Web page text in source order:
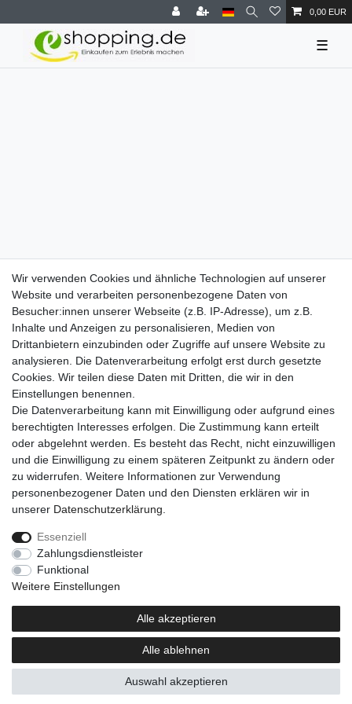
0,00 EUR
☰
Einkaufen
Zahlungsarten
Versandarten & -kosten
Warenkorb
Mein Konto
Anmelden
Registrieren
Unternehmen
Kontakt
Impressum
Newsletter
Wir verwenden Cookies und ähnliche Technologien auf unserer
Website und verarbeiten personenbezogene Daten von
Besucher:innen unserer Webseite (z.B. IP-Adresse), um z.B.
Inhalte und Anzeigen zu personalisieren, Medien von
Drittanbietern einzubinden oder Zugriffe auf unsere Website zu
analysieren. Die Datenverarbeitung erfolgt erst durch gesetzte
Cookies. Wir teilen diese Daten mit Dritten, die wir in den
Einstellungen benennen.
Die Datenverarbeitung kann mit Einwilligung oder aufgrund eines
berechtigten Interesses erfolgen. Die Zustimmung kann erteilt
oder abgelehnt werden. Es besteht das Recht, nicht einzuwilligen
und die Einwilligung zu einem späteren Zeitpunkt zu ändern oder
zu widerrufen. Weitere Informationen zur Verwendung
personenbezogener Daten und den Diensten erklären wir in
unserer Daten­schutz­erklärung
Essenziell
Zahlungsdienstleister
Funktional
Weitere Einstellungen
Alle akzeptieren
Alle ablehnen
Auswahl akzeptieren